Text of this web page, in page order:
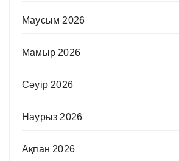
Маусым 2026
Мамыр 2026
Сәуір 2026
Наурыз 2026
Ақпан 2026